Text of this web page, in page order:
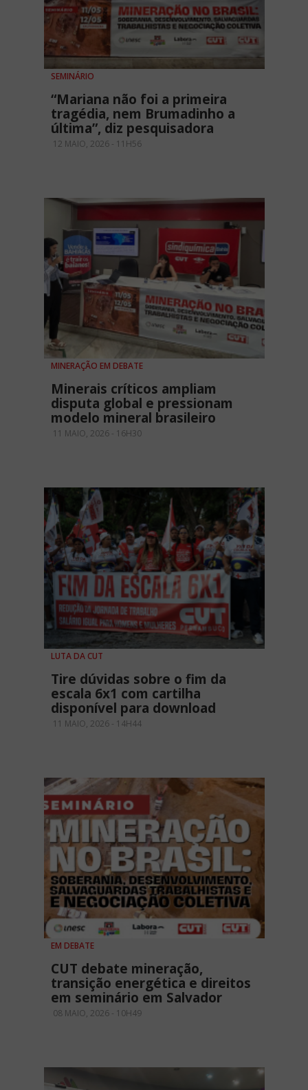
SEMINÁRIO
“Mariana não foi a primeira
tragédia, nem Brumadinho a
última”, diz pesquisadora
12 MAIO, 2026 - 11H56
MINERAÇÃO EM DEBATE
Minerais críticos ampliam
disputa global e pressionam
modelo mineral brasileiro
11 MAIO, 2026 - 16H30
LUTA DA CUT
Tire dúvidas sobre o fim da
escala 6x1 com cartilha
disponível para download
11 MAIO, 2026 - 14H44
EM DEBATE
CUT debate mineração,
transição energética e direitos
em seminário em Salvador
08 MAIO, 2026 - 10H49